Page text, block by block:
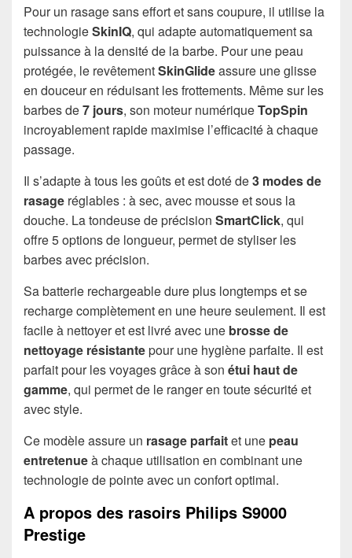
Pour un rasage sans effort et sans coupure, il utilise la
technologieSkinIQ, qui adapte automatiquement sa
puissance à la densité de la barbe. Pour une peau
protégée, le revêtementSkinGlideassure une glisse
en douceur en réduisant les frottements. Même sur les
barbes de7 jours, son moteur numériqueTopSpin
incroyablement rapide maximise l’efficacité à chaque
passage.
Il s’adapte à tous les goûts et est doté de3 modes de
rasage réglables : à sec, avec mousse et sous la
douche. La tondeuse de précision SmartClick, qui
offre 5 options de longueur, permet de styliser les
barbes avec précision.
Sa batterie rechargeable dure plus longtemps et se
recharge complètement en une heure seulement. Il est
facile à nettoyer et est livré avec une brosse de
nettoyage résistantepour une hygiène parfaite. Il est
parfait pour les voyages grâce à son étui haut de
gamme, qui permet de le ranger en toute sécurité et
avec style.
Ce modèle assure un rasage parfaitet une peau
entretenueà chaque utilisation en combinant une
technologie de pointe avec un confort optimal.
A propos des rasoirs Philips S9000
Prestige